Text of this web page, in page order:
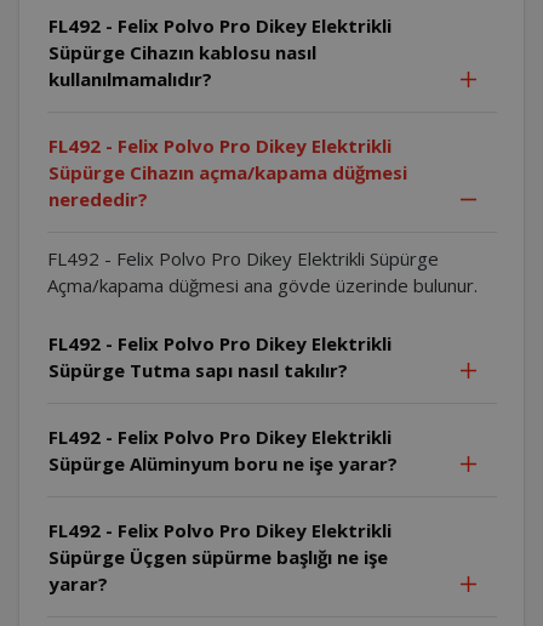
FL492 - Felix Polvo Pro Dikey Elektrikli
Süpürge Cihazın kablosu nasıl
kullanılmamalıdır?
FL492 - Felix Polvo Pro Dikey Elektrikli
Süpürge Cihazın açma/kapama düğmesi
nerededir?
FL492 - Felix Polvo Pro Dikey Elektrikli Süpürge
Açma/kapama düğmesi ana gövde üzerinde bulunur.
FL492 - Felix Polvo Pro Dikey Elektrikli
Süpürge Tutma sapı nasıl takılır?
FL492 - Felix Polvo Pro Dikey Elektrikli
Süpürge Alüminyum boru ne işe yarar?
FL492 - Felix Polvo Pro Dikey Elektrikli
Süpürge Üçgen süpürme başlığı ne işe
yarar?